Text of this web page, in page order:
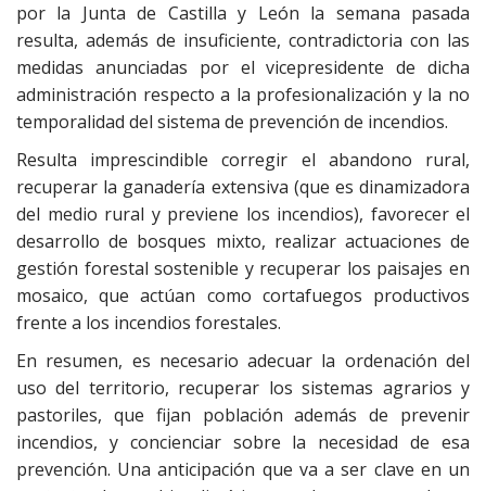
por la Junta de Castilla y León la semana pasada
resulta, además de insuficiente, contradictoria con las
medidas anunciadas por el vicepresidente de dicha
administración respecto a la profesionalización y la no
temporalidad del sistema de prevención de incendios.
Resulta imprescindible corregir el abandono rural,
recuperar la ganadería extensiva (que es dinamizadora
del medio rural y previene los incendios), favorecer el
desarrollo de bosques mixto, realizar actuaciones de
gestión forestal sostenible y recuperar los paisajes en
mosaico, que actúan como cortafuegos productivos
frente a los incendios forestales.
En resumen, es necesario adecuar la ordenación del
uso del territorio, recuperar los sistemas agrarios y
pastoriles, que fijan población además de prevenir
incendios, y concienciar sobre la necesidad de esa
prevención. Una anticipación que va a ser clave en un